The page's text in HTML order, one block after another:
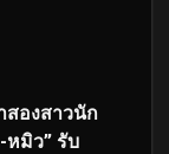
องสาวนัก
หมิว” รับ